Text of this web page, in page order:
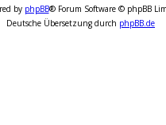
by phpBB® Forum Software © phpBB
Deutsche Übersetzung durch phpBB.de